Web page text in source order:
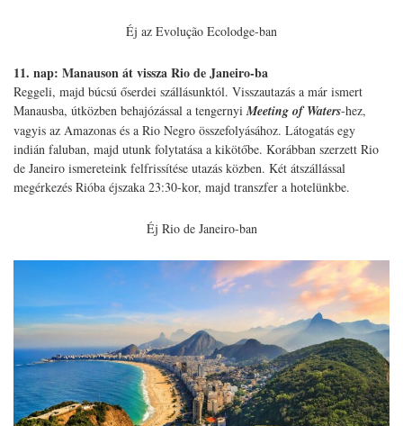
Éj az Evolução Ecolodge-ban
11. nap: Manauson át vissza Rio de Janeiro-ba
Reggeli, majd búcsú őserdei szállásunktól. Visszautazás a már ismert
Manausba, útközben behajózással a tengernyiMeeting of Waters-hez,
vagyis az Amazonas és a Rio Negro összefolyásához. Látogatás egy
indián faluban, majd utunk folytatása a kikötőbe. Korábban szerzett Rio
de Janeiro ismereteink felfrissítése utazás közben. Két átszállással
megérkezés Rióba éjszaka 23:30-kor, majd transzfer a hotelünkbe.
Éj Rio de Janeiro-ban